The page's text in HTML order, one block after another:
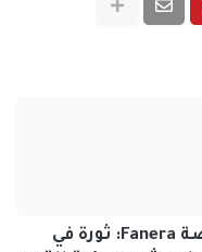
منصة Fanera: ثورة في